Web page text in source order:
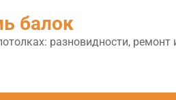
балок
разновидности,